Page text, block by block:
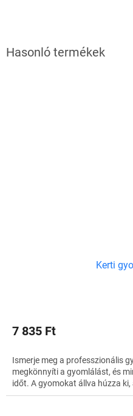
Kerti
7 835 Ft
Ismerje meg a professzionális
megkönnyíti a gyomlálást, és
időt. A gyomokat állva húzza ki,